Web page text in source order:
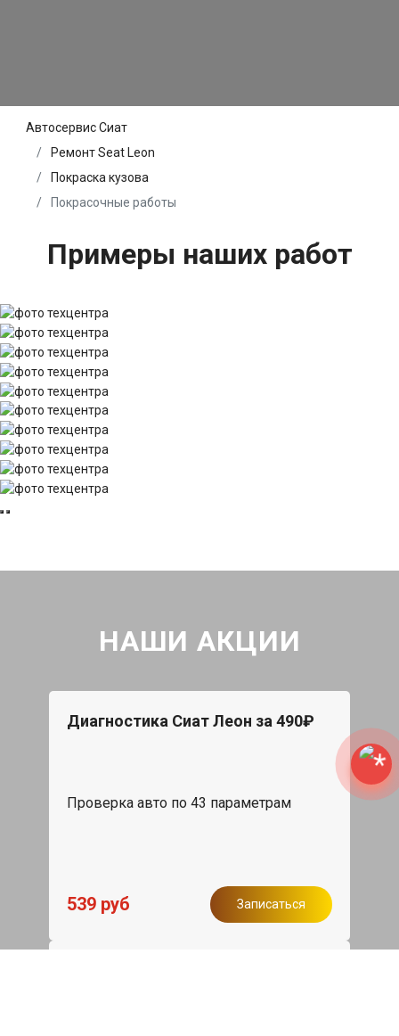
Автосервис Сиат
Ремонт Seat Leon
Покраска кузова
Покрасочные работы
Примеры наших работ
НАШИ АКЦИИ
Диагностика Сиат Леон за 490₽
Проверка авто по 43 параметрам
539 руб Записаться